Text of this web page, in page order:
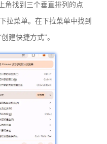
角找到三个垂直排列的点
拉菜单。在下拉菜单中找到
建快捷方式”。